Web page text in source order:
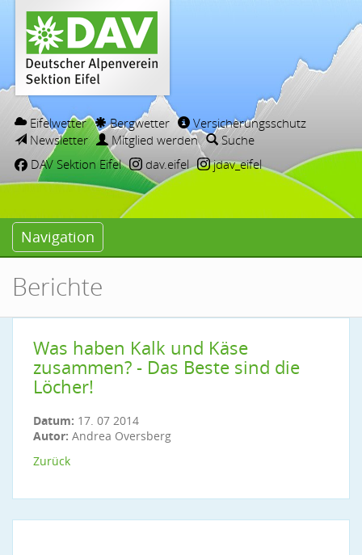
Eifelwetter Bergwetter
Versicherungsschutz
Newsletter
Mitglied werden
Suche
DAV Sektion Eifel
dav.eifel jdav_eifel
Navigation
Berichte
Was haben Kalk und Käse
zusammen? - Das Beste sind die
Löcher!
Datum: 17. 07 2014
Autor: Andrea Oversberg
Zurück